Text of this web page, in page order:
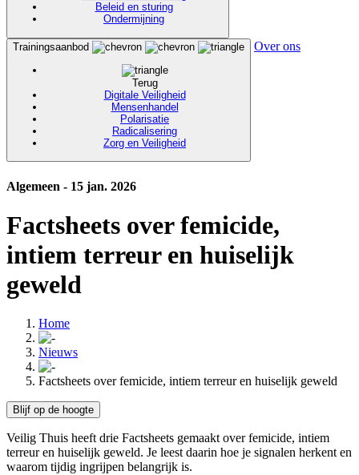
Beleid en sturing
Ondermijning
Trainingsaanbod
Terug
Digitale Veiligheid
Mensenhandel
Polarisatie
Radicalisering
Zorg en Veiligheid
Over ons
Algemeen - 15 jan. 2026
Factsheets over femicide,
intiem terreur en huiselijk
geweld
Home
Nieuws
Factsheets over femicide, intiem terreur en huiselijk geweld
Blijf op de hoogte
Veilig Thuis heeft drie Factsheets gemaakt over femicide, intiem
terreur en huiselijk geweld. Je leest daarin hoe je signalen herkent en
waarom tijdig ingrijpen belangrijk is.